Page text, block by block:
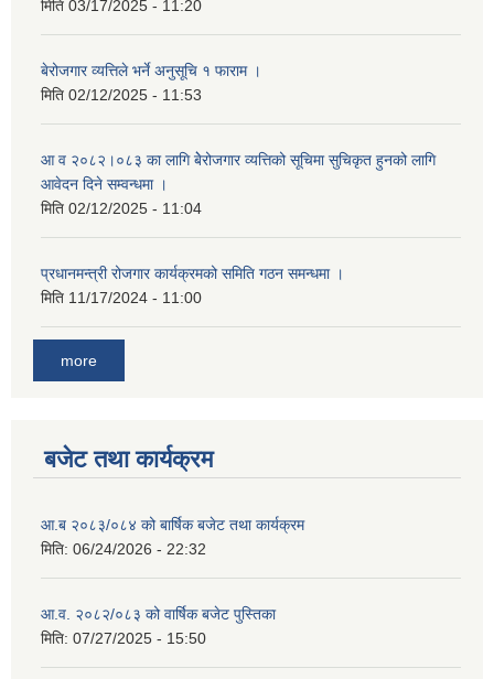
मिति 03/17/2025 - 11:20
बेरोजगार व्यत्तिले भर्ने अनुसूचि १ फाराम ।
मिति 02/12/2025 - 11:53
आ व २०८२।०८३ का लागि बेेरोजगार व्यत्तिको सूचिमा सुचिकृत हुनको लागि
आवेदन दिने सम्वन्धमा ।
मिति 02/12/2025 - 11:04
प्रधानमन्त्री रोजगार कार्यक्रमको समिति गठन समन्धमा ।
मिति 11/17/2024 - 11:00
more
बजेट तथा कार्यक्रम
आ.ब २०८३/०८४ को बार्षिक बजेट तथा कार्यक्रम
मिति: 06/24/2026 - 22:32
आ.व. २०८२/०८३ को वार्षिक बजेट पुस्तिका
मिति: 07/27/2025 - 15:50